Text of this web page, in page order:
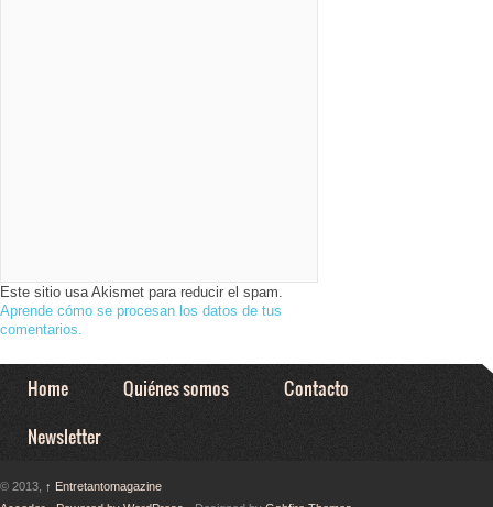
Este sitio usa Akismet para reducir el spam.
Aprende cómo se procesan los datos de tus
comentarios.
Home Quiénes somos
Contacto
Newsletter
© 2013, ↑ Entretantomagazine